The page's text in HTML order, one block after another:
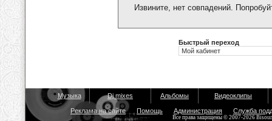
Извините, нет совпадений.
Быстрый переход
Музыка Dj mixes Альбомы Видеоклипы
Реклама на сайте Помощь Администрация Служба
Все права защищены © 2007-2026